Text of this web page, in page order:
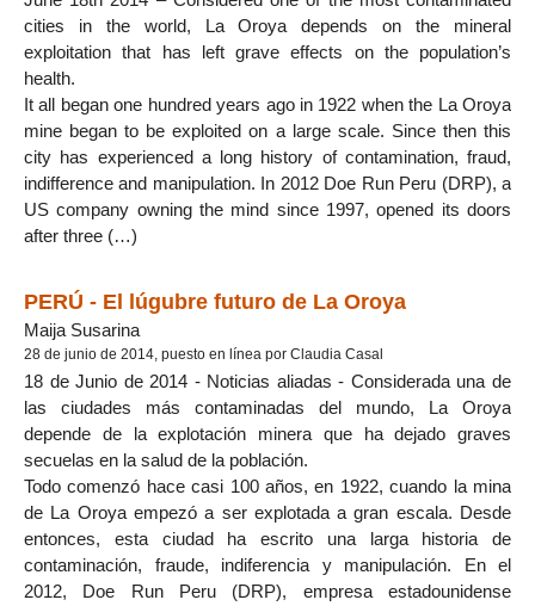
cities in the world, La Oroya depends on the mineral
exploitation that has left grave effects on the population’s
health.
It all began one hundred years ago in 1922 when the La Oroya
mine began to be exploited on a large scale. Since then this
city has experienced a long history of contamination, fraud,
indifference and manipulation. In 2012 Doe Run Peru (DRP), a
US company owning the mind since 1997, opened its doors
after three (…)
PERÚ - El lúgubre futuro de La Oroya
Maija Susarina
28 de junio de 2014, puesto en línea por Claudia Casal
18 de Junio de 2014 - Noticias aliadas - Considerada una de
las ciudades más contaminadas del mundo, La Oroya
depende de la explotación minera que ha dejado graves
secuelas en la salud de la población.
Todo comenzó hace casi 100 años, en 1922, cuando la mina
de La Oroya empezó a ser explotada a gran escala. Desde
entonces, esta ciudad ha escrito una larga historia de
contaminación, fraude, indiferencia y manipulación. En el
2012, Doe Run Peru (DRP), empresa estadounidense